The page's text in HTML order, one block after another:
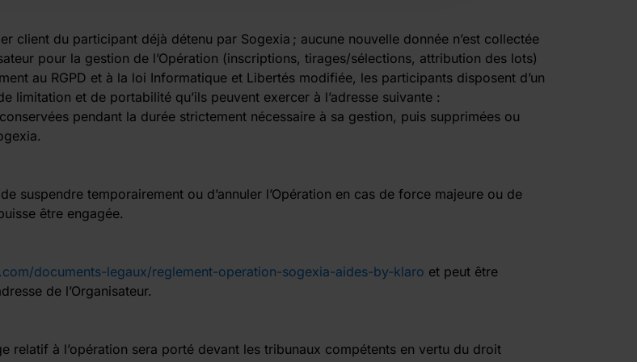
client du participant déjà détenu par Sogexia ; aucune nouvelle donnée n’est collectée
pour la gestion de l’Opération (inscriptions, tirages/sélections, attribution des lots)
au RGPD et à la loi Informatique et Libertés modifiée, les participants disposent d’un
limitation et de portabilité qu’ils peuvent exercer à l’adresse suivante :
pendant la durée strictement nécessaire à sa gestion, puis supprimées ou
suspendre temporairement ou d’annuler l’Opération en cas de force majeure ou de
être engagée.
documents-legaux/reglement-operation-sogexia-aides-by-klaro et peut être
de l’Organisateur.
relatif à l’opération sera porté devant les tribunaux compétents en vertu du droit